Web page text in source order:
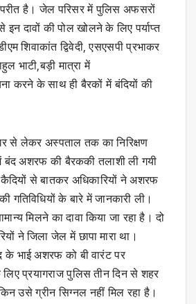
है। जेल परिसर में पुलिस अफसरों
इन दावों की पोल खोलने के लिए पर्याप्त
शिवाकांत द्विवेदी, एसएसपी प्रभाकर
भाटी,बड़ी मात्रा में
करने के साथ ही बैरकों में बंदियों की
से लेकर अस्पताल तक का निरिक्षण
बंद अशरफ की बैरककी तलाशी ली गयी
से बातकर अधिकारियों ने अशरफ
गतिविधियों के बारे में जानकारी ली।
मिलने का दावा किया जा रहा है। दो
ने जिला जेल में छापा मारा था।
के भाई अशरफ को बी वारंट पर
प्रयागराज पुलिस तीन दिन से शहर
उसे ग्रीन सिग्नल नहीं मिल रहा है।